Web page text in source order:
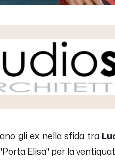
gli ex nella sfida tra
Elisa" per la